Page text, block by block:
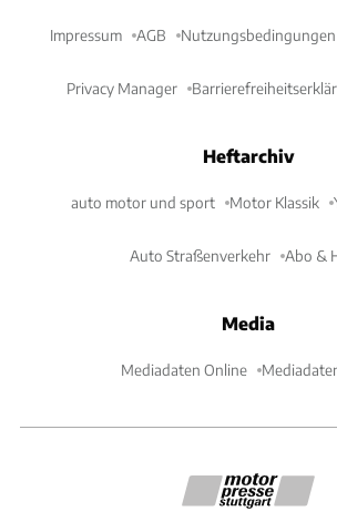
Impressum AGB Nutzungsbedingungen
Privacy Manager
Heftarchiv
auto motor und sport Motor Klassik
Auto Straßenverkehr Abo &
Media
Mediadaten Online